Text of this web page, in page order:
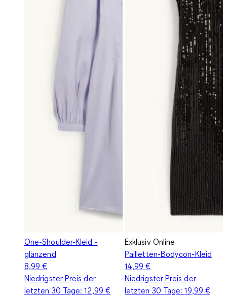
One-Shoulder-Kleid -
glänzend
8,99 €
Niedrigster Preis der
letzten 30 Tage:12,99 €
Exklusiv Online
Pailletten-Bodycon-Kleid
14,99 €
Niedrigster Preis der
letzten 30 Tage:19,99 €